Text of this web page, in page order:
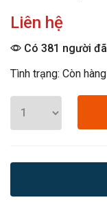
Liên hệ
Có 381 người
Tình trạng: Còn hàng